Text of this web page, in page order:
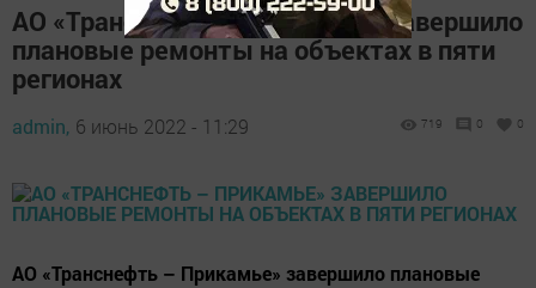
АО «Транснефть – Прикамье» завершило
плановые ремонты на объектах в пяти
регионах
admin, 6 июнь 2022 - 11:29 719 0 0
АО «Транснефть – Прикамье» завершило плановые